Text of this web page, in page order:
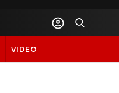
VIDEO